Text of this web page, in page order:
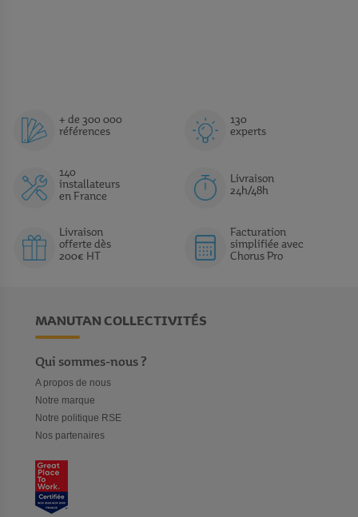
+ de 300 000
références
130
experts
140
installateurs
en France
Livraison
24h/48h
Livraison
offerte dès
200€ HT
Facturation
simplifiée avec
Chorus Pro
MANUTAN COLLECTIVITÉS
Qui sommes-nous ?
A propos de nous
Notre marque
Notre politique RSE
Nos partenaires